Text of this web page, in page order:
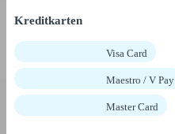
Kreditkarten
Visa Card
Maestro / V Pay
Master Card